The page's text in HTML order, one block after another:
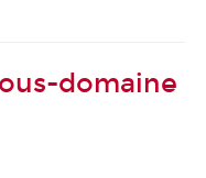
domaine